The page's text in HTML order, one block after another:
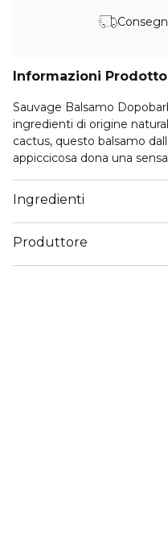
Informazioni Prodotto
Sauvage Balsamo
ingredienti di origine
cactus, questo balsamo
appiccicosa dona una
Il balsamo dopobarba
lasciando la pelle opaca e
legnose di Sauvage.
Ingredienti
Produttore